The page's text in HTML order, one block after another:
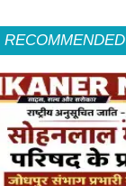
RECOMMENDED